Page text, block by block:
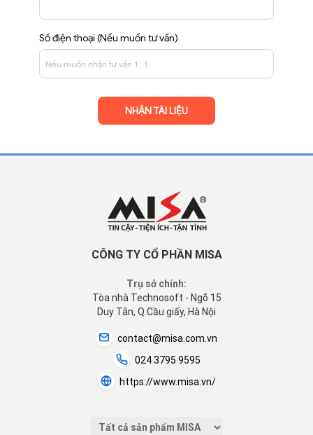
Số điện thoại (Nếu muốn tư vấn)
CÔNG TY CỔ PHẦN MISA
Trụ sở chính:
Tòa nhà Technosoft - Ngõ 15
Duy Tân, Q.Cầu giấy, Hà Nội
contact@misa.com.vn
024 3795 9595
https://www.misa.vn/